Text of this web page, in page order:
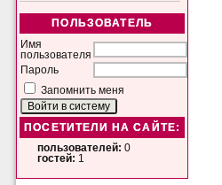
ПОЛЬЗОВАТЕЛЬ
Имя
пользователя
Пароль
Запомнить меня
ПОСЕТИТЕЛИ НА САЙТЕ:
пользователей: 0
гостей: 1